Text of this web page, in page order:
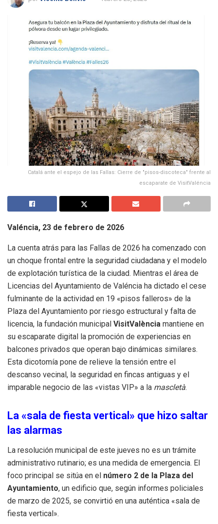
Catalá ante el espejo de las Fallas: Cierre de "pisos-discoteca" frente al
escaparate de VisitValéncia
Valéncia, 23 de febrero de 2026
La cuenta atrás para las Fallas de 2026 ha comenzado con
un choque frontal entre la seguridad ciudadana y el modelo
de explotación turística de la ciudad. Mientras el área de
Licencias del Ayuntamiento de Valéncia ha dictado el cese
fulminante de la actividad en 19 «pisos falleros» de la
Plaza del Ayuntamiento por riesgo estructural y falta de
licencia, la fundación municipal VisitValència mantiene en
su escaparate digital la promoción de experiencias en
balcones privados que operan bajo dinámicas similares.
Esta dicotomía pone de relieve la tensión entre el
descanso vecinal, la seguridad en fincas antiguas y el
imparable negocio de las «vistas VIP» a la mascletà.
La «sala de fiesta vertical» que hizo saltar
las alarmas
La resolución municipal de este jueves no es un trámite
administrativo rutinario; es una medida de emergencia. El
foco principal se sitúa en el número 2 de la Plaza del
Ayuntamiento, un edificio que, según informes policiales
de marzo de 2025, se convirtió en una auténtica «sala de
fiesta vertical».